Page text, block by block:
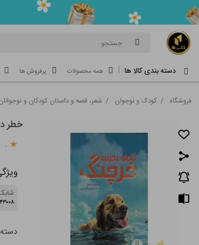
جستجو
دسته بندی کالا ها همه محصولات پرفروش ها
فروشگاه / کودک و نوجوان / شعر، قصه و داستان کودکان و
خطر
.